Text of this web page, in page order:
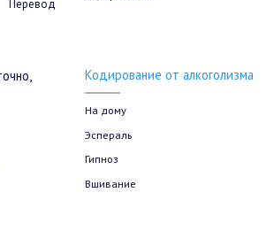
Перевод
Кодирование от алкоголизма
На дому
Эспераль
Гипноз
Вшивание